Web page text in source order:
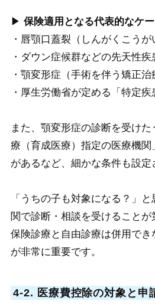
▶ 保険適用となる代表的なケ
・唇顎口蓋裂（しんがくこうが
・ダウン症候群などの先天性疾
・顎変形症（手術を伴う矯正治
・厚生労働省が定める「特定
また、顎変形症の診断を受け
療（育成医療）指定の医療機
があるなど、細かな条件も設定
「うちの子も対象になる？」
関で診断・相談を受けることが
保険診療と自由診療は併用で
が非常に重要です。
4-2. 医療費控除の対象と申